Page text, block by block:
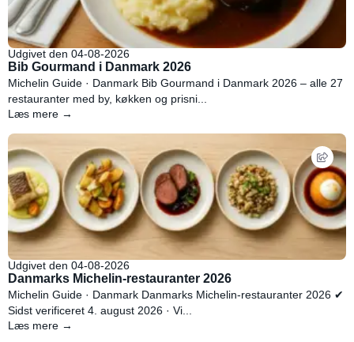
Udgivet den 04-08-2026
Bib Gourmand i Danmark 2026
Michelin Guide · Danmark Bib Gourmand i Danmark 2026 – alle 27
restauranter med by, køkken og prisni...
Læs mere →
Udgivet den 04-08-2026
Danmarks Michelin-restauranter 2026
Michelin Guide · Danmark Danmarks Michelin-restauranter 2026 ✔
Sidst verificeret 4. august 2026 · Vi...
Læs mere →